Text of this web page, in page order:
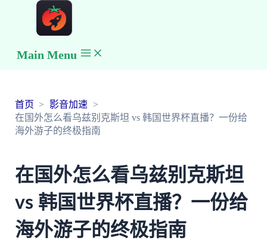
Main Menu
首页
影音加速
在国外怎么看乌兹别克斯坦 vs 韩国世界杯直播？一份给
海外游子的终极指南
在国外怎么看乌兹别克斯坦
vs 韩国世界杯直播？一份给
海外游子的终极指南